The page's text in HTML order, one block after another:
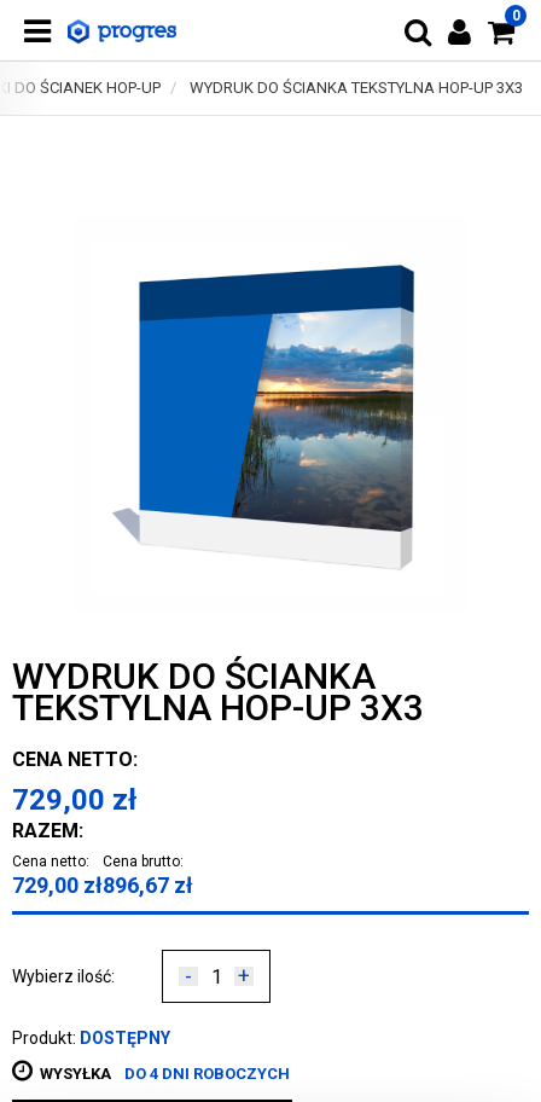
0
DO ŚCIANEK HOP-UP WYDRUK DO ŚCIANKA TEKSTYLNA HOP-UP 3X3
WYDRUK DO ŚCIANKA
TEKSTYLNA HOP-UP 3X3
CENA NETTO:
729,00 zł
RAZEM:
Cena netto:
729,00 zł
Cena brutto:
896,67 zł
Wybierz ilość: - +
Produkt: DOSTĘPNY
WYSYŁKA DO 4 DNI ROBOCZYCH